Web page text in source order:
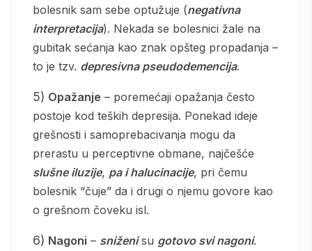
bolesnik sam sebe optužuje (negativna
interpretacija). Nekada se bolesnici žale na
gubitak sećanja kao znak opšteg propadanja –
to je tzv. depresivna pseudodemencija.
Opažanje – poremećaji opažanja često
postoje kod teških depresija. Ponekad ideje
grešnosti i samoprebacivanja mogu da
prerastu u perceptivne obmane, najčešće
slušne iluzije, pa i halucinacije, pri čemu
bolesnik “čuje” da i drugi o njemu govore kao
o grešnom čoveku isl.
Nagoni – sniženisu gotovo svi nagoni.